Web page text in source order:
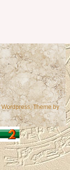
Wordpress, Theme by